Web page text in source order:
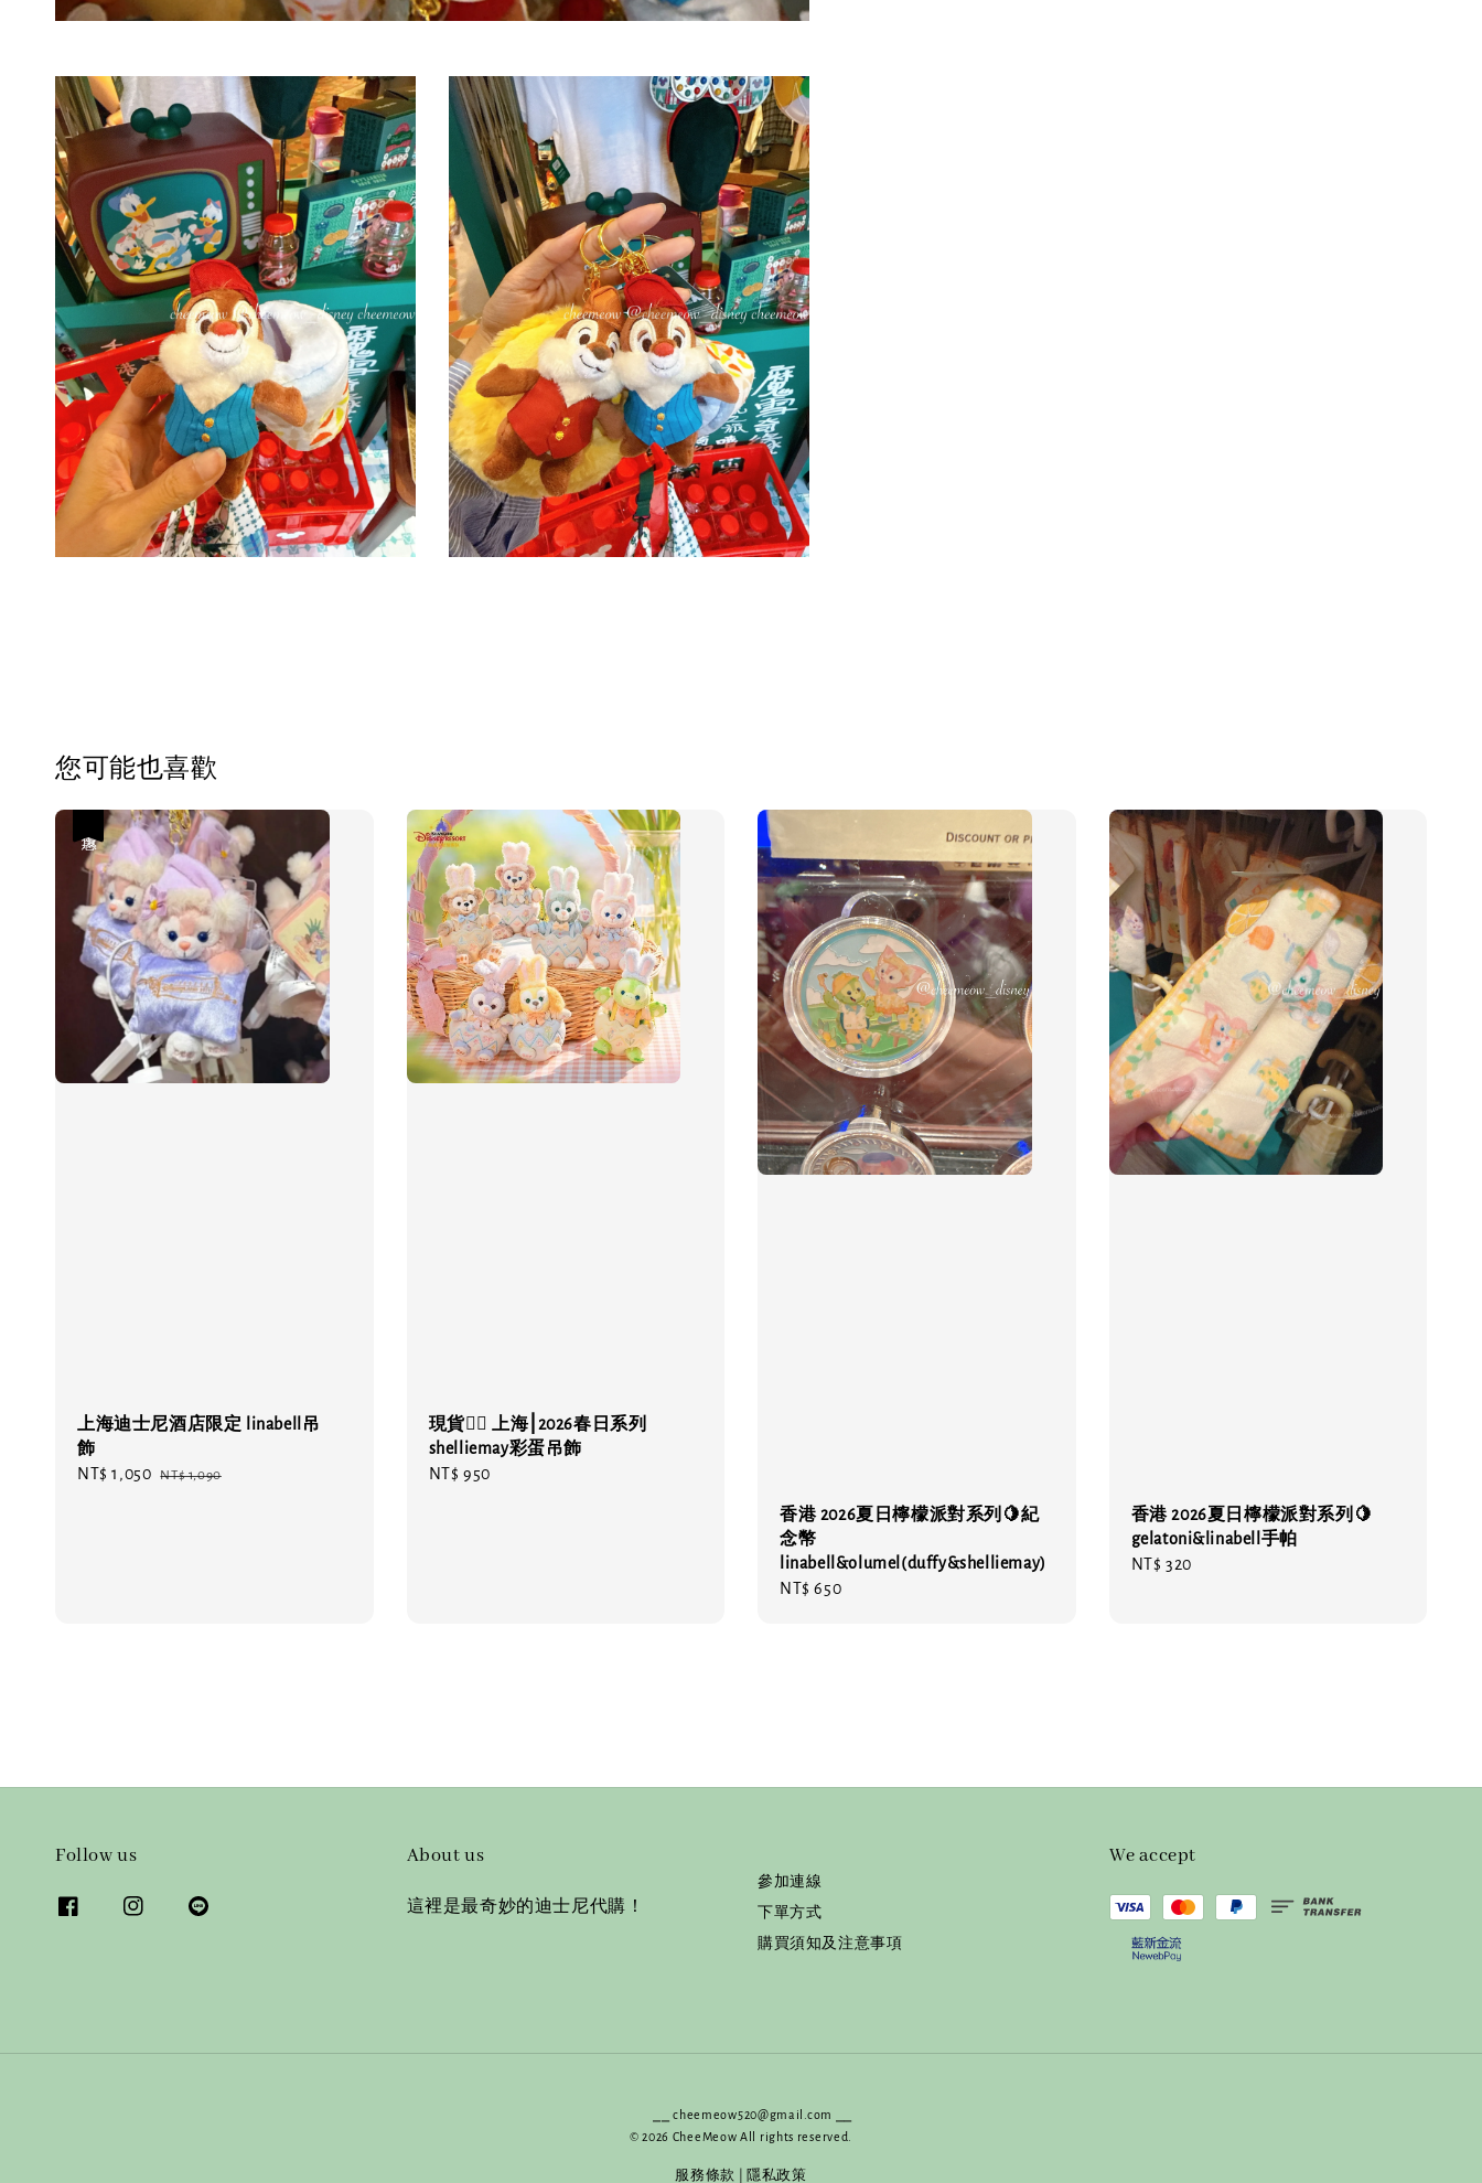
您可能也喜歡
上海迪士尼酒店限定 linabell吊
飾
Sale
NT$ 1,050 Regular
NT$ 1,090
現貨❤️‍🔥 上海⎮2026春日系列
shelliemay彩蛋吊飾
Regular
NT$ 950
香港 2026夏日檸檬派對系列🍋紀
念幣
linabell&olumel(duffy&shelliemay)
Regular
NT$ 650
香港 2026夏日檸檬派對系列🍋
gelatoni&linabell手帕
Regular
NT$ 320
Follow us About us
這裡是最奇妙的迪士尼代購！
參加連線
下單方式
購買須知及注意事項
We accept
⎯⎯ cheemeow520@gmail.com ⎯⎯
© 2026 CheeMeow All rights reserved.
服務條款 隱私政策